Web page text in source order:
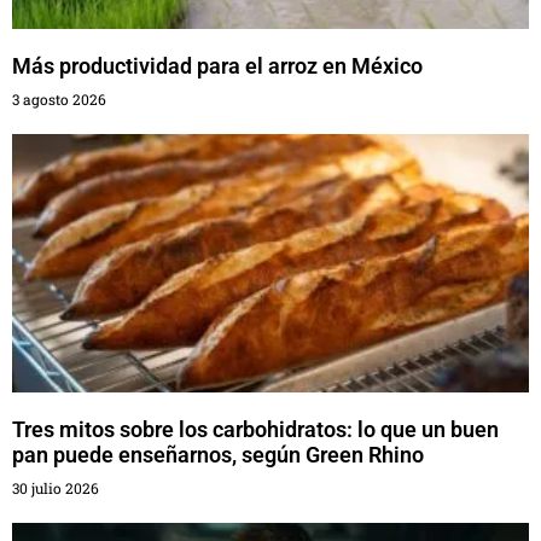
Más productividad para el arroz en México
3 agosto 2026
Tres mitos sobre los carbohidratos: lo que un buen
pan puede enseñarnos, según Green Rhino
30 julio 2026